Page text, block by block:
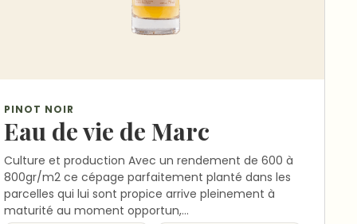
PINOT NOIR
Eau de vie de Marc
Culture et production Avec un rendement de 600 à
800gr/m2 ce cépage parfaitement planté dans les
parcelles qui lui sont propice arrive pleinement à
maturité au moment opportun,…